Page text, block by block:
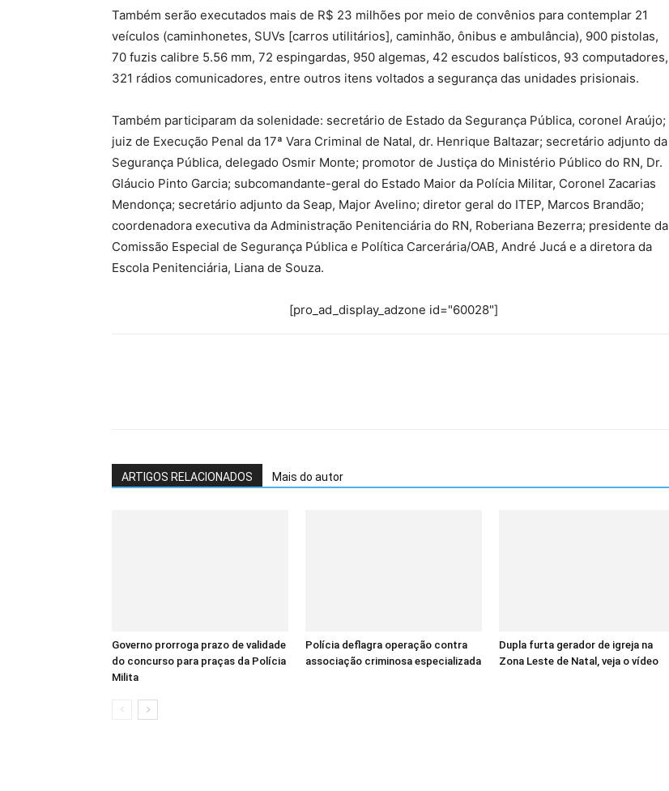
Também serão executados mais de R$ 23 milhões por meio de convênios para contemplar 21
veículos (caminhonetes, SUVs [carros utilitários], caminhão, ônibus e ambulância), 900 pistolas,
70 fuzis calibre 5.56 mm, 72 espingardas, 950 algemas, 42 escudos balísticos, 93 computadores,
321 rádios comunicadores, entre outros itens voltados a segurança das unidades prisionais.
Também participaram da solenidade: secretário de Estado da Segurança Pública, coronel Araújo;
juiz de Execução Penal da 17ª Vara Criminal de Natal, dr. Henrique Baltazar; secretário adjunto da
Segurança Pública, delegado Osmir Monte; promotor de Justiça do Ministério Público do RN, Dr.
Gláucio Pinto Garcia; subcomandante-geral do Estado Maior da Polícia Militar, Coronel Zacarias
Mendonça; secretário adjunto da Seap, Major Avelino; diretor geral do ITEP, Marcos Brandão;
coordenadora executiva da Administração Penitenciária do RN, Roberiana Bezerra; presidente da
Comissão Especial de Segurança Pública e Política Carcerária/OAB, André Jucá e a diretora da
Escola Penitenciária, Liana de Souza.
[pro_ad_display_adzone id="60028"]
ARTIGOS RELACIONADOS Mais do autor
Governo prorroga prazo de validade
do concurso para praças da Polícia
Milita
Polícia deflagra operação contra
associação criminosa especializada
Dupla furta gerador de igreja na
Zona Leste de Natal, veja o vídeo